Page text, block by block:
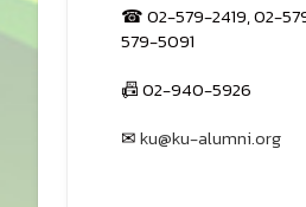
☎ 02-579-2419, 02-
579-5091
📠 02-940-5926
✉ku@ku-alumni.org